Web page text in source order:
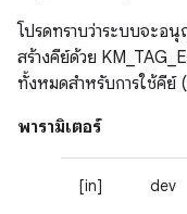
โปรดทราบว่าระบบจะอ
สร้างคีย์ด้วย
ทั้งหมดสําหรับการใช้คีย์
พารามิเตอร์
[in] dev